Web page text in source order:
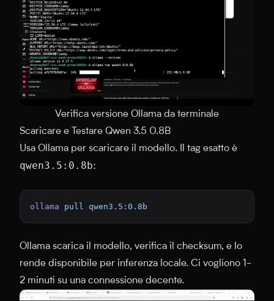
Verifica versione Ollama da terminale
Scaricare e Testare Qwen 3.5 0.8B
Usa Ollama per scaricare il modello. Il tag esatto è
qwen3.5:0.8b:
ollama pull qwen3.5:0.8b
Ollama scarica il modello, verifica il checksum, e lo
rende disponibile per inferenza locale. Ci vogliono 1-
2 minuti su una connessione decente.